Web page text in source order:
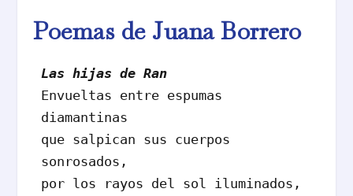
Poemas de Juana Borrero
Las hijas de Ran
Envueltas entre espumas
diamantinas
que salpican sus cuerpos
sonrosados,
por los rayos del sol iluminados,